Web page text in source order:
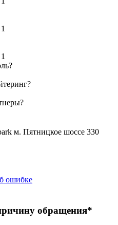
1
1
м. Пятницкое шоссе 330
ошибке
обращения*